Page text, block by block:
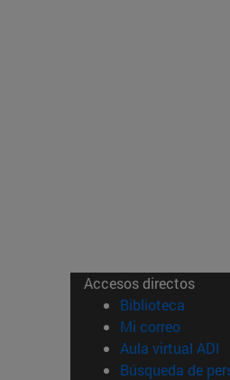
Accesos directos
Biblioteca (abre
Mi correo(abre
Aula virtual ADI
Búsqueda de